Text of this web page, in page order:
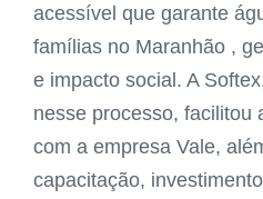
acessível que garante
famílias no Maranhão ,
e impacto social. A
nesse processo, facilitou
com a empresa Vale,
capacitação,